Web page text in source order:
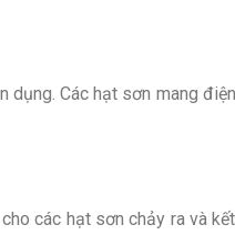
Các hạt sơn mang
các hạt sơn chảy ra và